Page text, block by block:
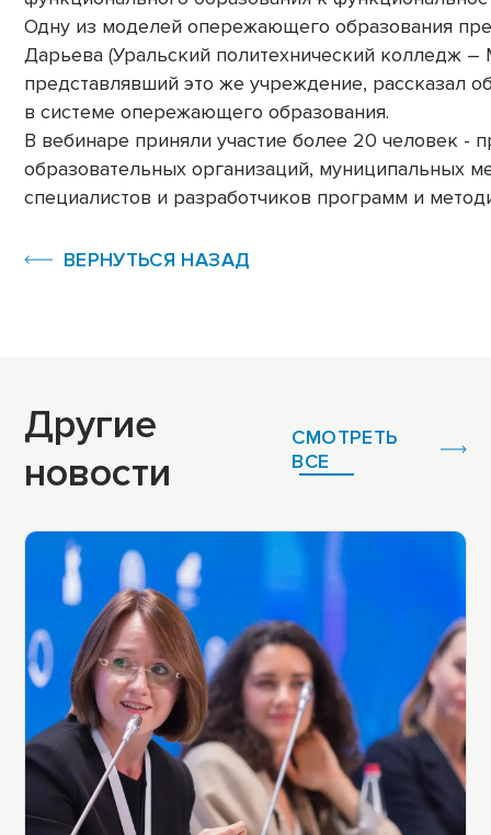
Одну из моделей опережающего образования
Дарьева (Уральский политехнический колледж
представлявший это же учреждение, рассказал
в системе опережающего образования.
В вебинаре приняли участие более 20 человек -
образовательных организаций, муниципальных
специалистов и разработчиков программ и
ВЕРНУТЬСЯ НАЗАД
Другие
новости
СМОТРЕТЬ
ВСЕ